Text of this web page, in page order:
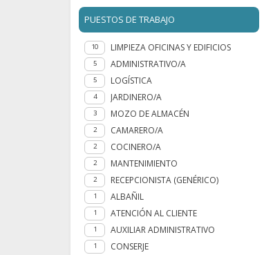
PUESTOS DE TRABAJO
10 LIMPIEZA OFICINAS Y EDIFICIOS
5 ADMINISTRATIVO/A
5 LOGÍSTICA
4 JARDINERO/A
3 MOZO DE ALMACÉN
2 CAMARERO/A
2 COCINERO/A
2 MANTENIMIENTO
2 RECEPCIONISTA (GENÉRICO)
1 ALBAÑIL
1 ATENCIÓN AL CLIENTE
1 AUXILIAR ADMINISTRATIVO
1 CONSERJE